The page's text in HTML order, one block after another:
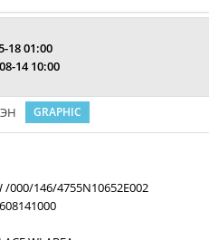
18 01:00
14 10:00
GRAPHIC
000/146/4755N10652E002